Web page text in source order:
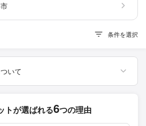
条件を選択
いて
トが選ばれる6つの理由